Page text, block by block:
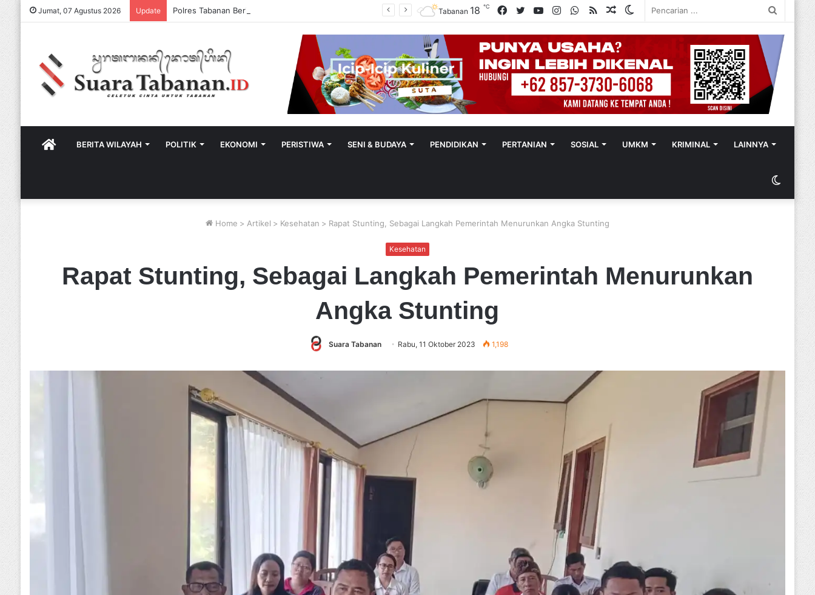
Jumat, 07 Agustus 2026 Update
Switch
Random
RSS
WhatsApp
Instagram
YouTube
Twitter
Facebook
Tabanan 18℃
HOMEBERITA WILAYAH POLITIK EKONOMI PERISTIWA SENI & BUDAYA PENDIDIKAN PERTANIAN SOSIAL UMKM KRIMINAL LAINNYA
Switch
skin
Home > Artikel > Kesehatan > Rapat Stunting, Sebagai Langkah Pemerintah Menurunkan Angka Stunting
Kesehatan
Rapat Stunting, Sebagai Langkah Pemerintah Menurunkan
Angka Stunting
Suara Tabanan Rabu, 11 Oktober 2023 1,198